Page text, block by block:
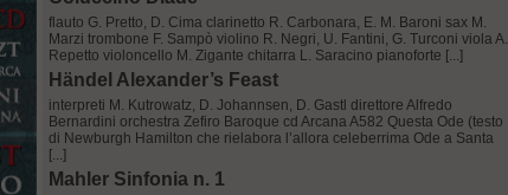
flauto G. Pretto, D. Cima clarinetto R. Carbonara, E. M. Baroni sax M.
Marzi trombone F. Sampò violino R. Negri, U. Fantini, G. Turconi viola A.
Repetto violoncello M. Zigante chitarra L. Saracino pianoforte [...]
Händel Alexander’s Feast
interpreti M. Kutrowatz, D. Johannsen, D. Gastl direttore Alfredo
Bernardini orchestra Zefiro Baroque cd Arcana A582 Questa Ode (testo
di Newburgh Hamilton che rielabora l’allora celeberrima Ode a Santa
[...]
Mahler Sinfonia n. 1